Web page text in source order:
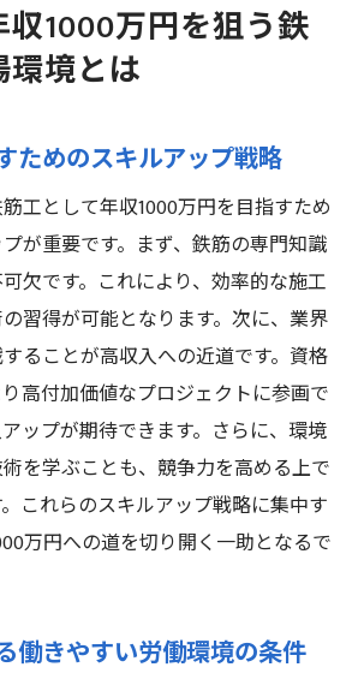
1000万円を狙う鉄
境とは
ためのスキルアップ戦略
工として年収1000万円を目指すため
が重要です。まず、鉄筋の専門知識
欠です。これにより、効率的な施工
習得が可能となります。次に、業界
ることが高収入への近道です。資格
高付加価値なプロジェクトに参画で
ップが期待できます。さらに、環境
を学ぶことも、競争力を高める上で
これらのスキルアップ戦略に集中す
万円への道を切り開く一助となるで
働きやすい労働環境の条件